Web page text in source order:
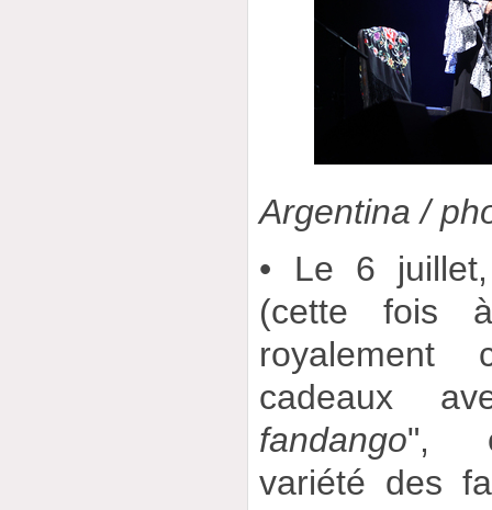
Argentina /
• Le 6
(cette fois
royalement
cadeaux
fandango",
variété des